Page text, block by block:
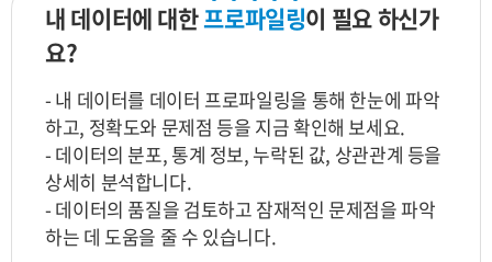
내 데이터에 대한프로파일링이 필요 하신가
요?
- 내 데이터를 데이터 프로파일링을 통해 한눈에 파악
하고, 정확도와 문제점 등을 지금 확인해 보세요.
- 데이터의 분포, 통계 정보, 누락된 값, 상관관계 등을
상세히 분석합니다.
- 데이터의 품질을 검토하고 잠재적인 문제점을 파악
하는 데 도움을 줄 수 있습니다.